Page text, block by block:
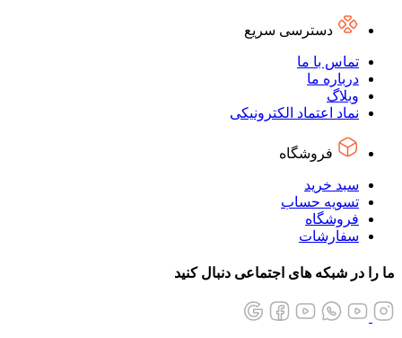
دسترسی سریع
تماس با ما
درباره ما
وبلاگ
نماد اعتماد الکترونیکی
فروشگاه
سبد خرید
تسویه حساب
فروشگاه
سفارشات
ما را در شبکه های اجتماعی دنبال کنید